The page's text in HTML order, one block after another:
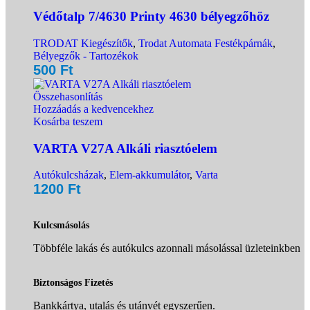
Védőtalp 7/4630 Printy 4630 bélyegzőhöz
TRODAT Kiegészítők, Trodat Automata Festékpárnák,
Bélyegzők - Tartozékok
500 Ft
Összehasonlítás
Hozzáadás a kedvencekhez
Kosárba teszem
VARTA V27A Alkáli riasztóelem
Autókulcsházak, Elem-akkumulátor, Varta
1200 Ft
Kulcsmásolás
Többféle lakás és autókulcs azonnali másolással üzleteinkben
Biztonságos Fizetés
Bankkártya, utalás és utánvét egyszerűen.